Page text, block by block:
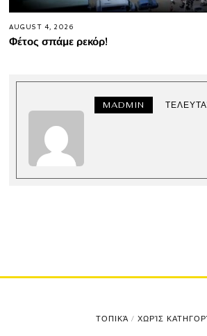
AUGUST 4, 2026
Φέτος σπάμε ρεκόρ!
MADMIN
ΤΟΠΙΚΆ / ΧΩΡΊΣ